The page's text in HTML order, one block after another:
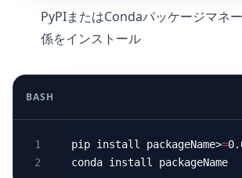
PyPIまたはCondaパッケージマネ
係をインストール
BASH
1
2
pip install packageName>=